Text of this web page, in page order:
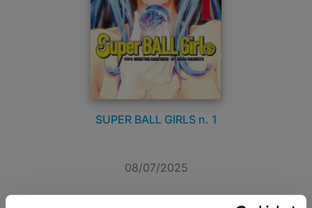
SUPER BALL GIRLS n. 1
08/07/2025